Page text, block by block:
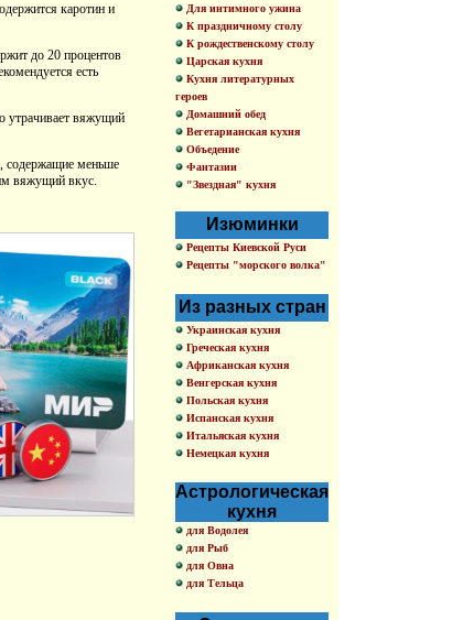
каротин и
до 20 процентов
есть
утрачивает вяжущий
содержащие меньше
вяжущий вкус.
Для интимного ужина
К праздничному столу
К рождественскому столу
Царская кухня
Кухня литературных
героев
Домашний обед
Вегетарианская кухня
Объедение
Фантазии
"Звездная" кухня
Изюминки
Рецепты Киевской Руси
Рецепты "морского волка"
Из разных стран
Украинская кухня
Греческая кухня
Африканская кухня
Венгерская кухня
Польская кухня
Испанская кухня
Итальяская кухня
Немецкая кухня
Астрологическая
кухня
для Водолея
для Рыб
для Овна
для Тельца